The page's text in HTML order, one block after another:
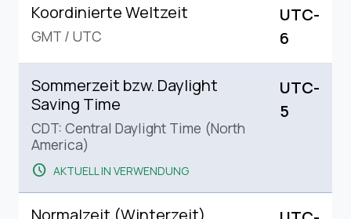
Koordinierte Weltzeit
GMT / UTC
UTC-
6
Sommerzeit bzw. Daylight
Saving Time
CDT: Central Daylight Time (North
America)
schedule AKTUELL IN VERWENDUNG
UTC-
5
Normalzeit (Winterzeit)